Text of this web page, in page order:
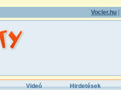
Vocler.hu
Videó Hirdetések